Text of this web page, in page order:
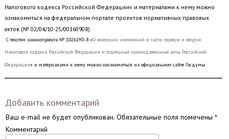
Налогового кодекса Российской Федерации» и материалами к нему можно
ознакомиться на федеральном портале проектов нормативных правовых
актов (№ 02/04/10-25/00160908).
С текстом законопроекта № 1026190-8 «О внесении изменений в части первую и вторую
Налогового кодекса Российской Федерации и отдельные законодательные акты Российской
Федерации» и материалами к нему можно ознакомиться на официальном сайте Госдумы.
Добавить комментарий
Ваш e-mail не будет опубликован.Обязательные поля помечены *
Комментарий